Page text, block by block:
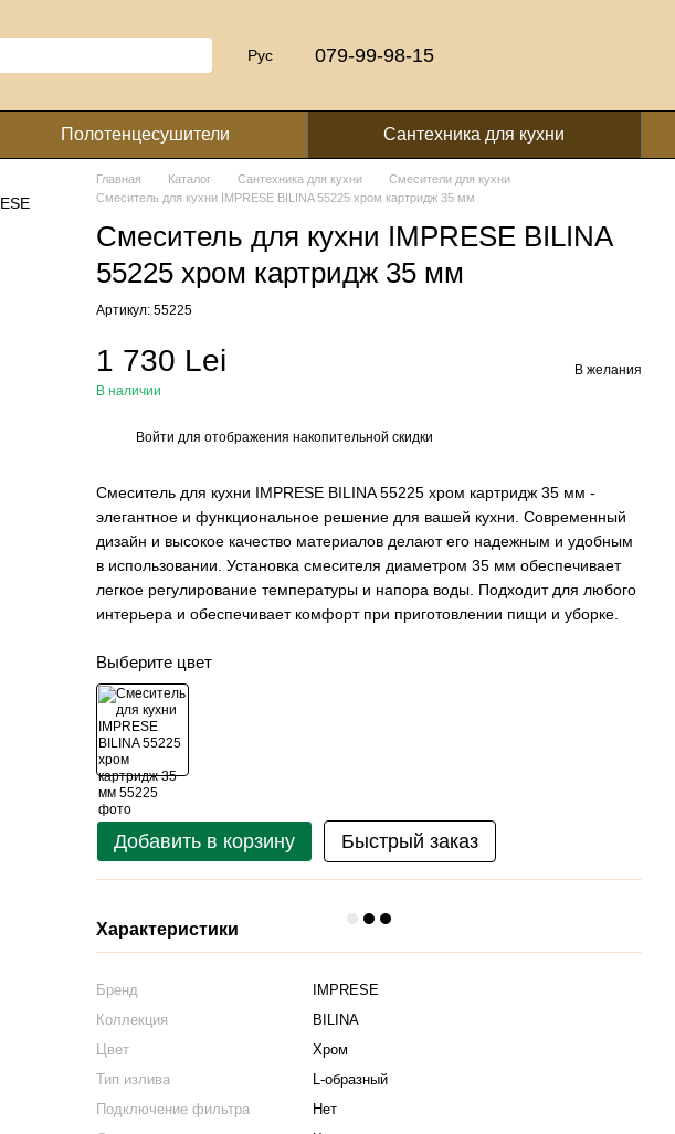
Рус 079-99-98-15
Полотенцесушители Сантехника для кухни
Главная Каталог Сантехника для кухни
Смесители для кухни
Смеситель для кухни IMPRESE BILINA 55225 хром картридж 35 мм
Смеситель для кухни IMPRESE BILINA
55225 хром картридж 35 мм
Артикул: 55225
1 730 Lei
В наличии
В желания
Войти для отображения накопительной скидки
Смеситель для кухни IMPRESE BILINA 55225 хром картридж 35 мм -
элегантное и функциональное решение для вашей кухни. Современный
дизайн и высокое качество материалов делают его надежным и удобным
в использовании. Установка смесителя диаметром 35 мм обеспечивает
легкое регулирование температуры и напора воды. Подходит для любого
интерьера и обеспечивает комфорт при приготовлении пищи и уборке.
Выберите цвет
Добавить в корзину Быстрый заказ
Характеристики
Бренд
IMPRESE
Коллекция
BILINA
Цвет
Хром
Тип излива
L-образный
Подключение фильтра
Нет